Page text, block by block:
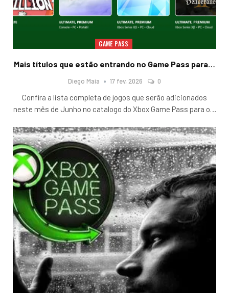
GAME PASS
Mais títulos que estão entrando no Game Pass para…
Diego Maia 17 fev, 2026 0
Confira a lista completa de jogos que serão adicionados
neste mês de Junho no catalogo do Xbox Game Pass para o…